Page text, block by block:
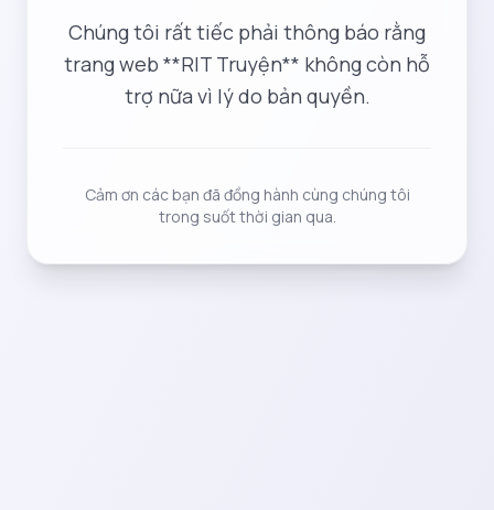
Chúng tôi rất tiếc phải thông báo rằng
trang web **RIT Truyện** không còn hỗ
trợ nữa vì lý do bản quyền.
Cảm ơn các bạn đã đồng hành cùng chúng tôi
trong suốt thời gian qua.